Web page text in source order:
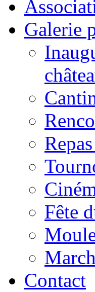
Galerie
Fête
Contact